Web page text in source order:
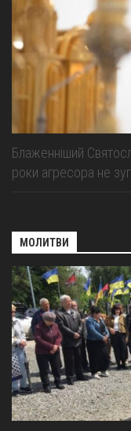
Блаженніший
роки агресора не
МОЛИТВИ